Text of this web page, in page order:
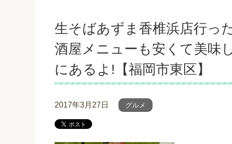
生そばあずま香椎浜店行っ
酒屋メニューも安くて美味
にあるよ!【福岡市東区】
2017年3月27日 グルメ